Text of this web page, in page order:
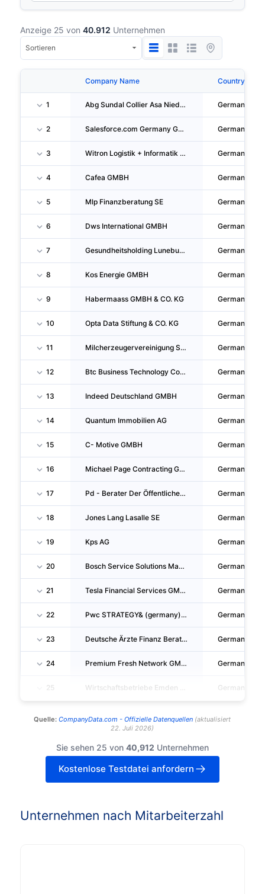
Anzeige 25 von 40.912 Unternehmen
Company Name Country
1 Abg Sundal Collier Asa Niederlassung Frankfurt Am Main Germany
2 Salesforce.com Germany GMBH Germany
3 Witron Logistik + Informatik GMBH & CO. KG Germany
4 Cafea GMBH Germany
5 Mlp Finanzberatung SE Germany
6 Dws International GMBH Germany
7 Gesundheitsholding Luneburg GMBH Germany
8 Kos Energie GMBH Germany
9 Habermaass GMBH & CO. KG Germany
10 Opta Data Stiftung & CO. KG Germany
11 Milcherzeugervereinigung Schwarzwaldmilch EG Germany
12 Btc Business Technology Consulting AG Germany
13 Indeed Deutschland GMBH Germany
14 Quantum Immobilien AG Germany
15 C- Motive GMBH Germany
16 Michael Page Contracting GMBH Germany
17 Pd - Berater Der Öffentlichen Hand GMBH Germany
18 Jones Lang Lasalle SE Germany
19 Kps AG Germany
20 Bosch Service Solutions Magdeburg GMBH Germany
21 Tesla Financial Services GMBH Germany
22 Pwc STRATEGY& (germany) GMBH Germany
23 Deutsche Ärzte Finanz Beratungs- Und Vermittlungs-Ag Germany
24 Premium Fresh Network GMBH Germany
25 Germany
Quelle: CompanyData.com - Offizielle Datenquellen (aktualisiert
22. Juli 2026)
Sie sehen 25 von 40,912 Unternehmen
Kostenlose Testdatei anfordern
Unternehmen nach Mitarbeiterzahl